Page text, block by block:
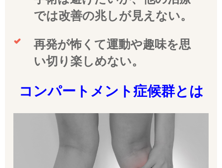
では改善の兆しが見えない。
再発が怖くて運動や趣味を思
い切り楽しめない。
コンパートメント症候群とは